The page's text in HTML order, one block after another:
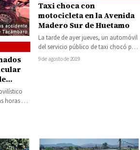
horas de
Taxi choca con
motocicleta en la Avenida
Madero Sur de Huetamo
La tarde de ayer jueves, un automóvil
del servicio público de taxi chocó por
alcance a una motocicleta,…
9 de agosto de 2019